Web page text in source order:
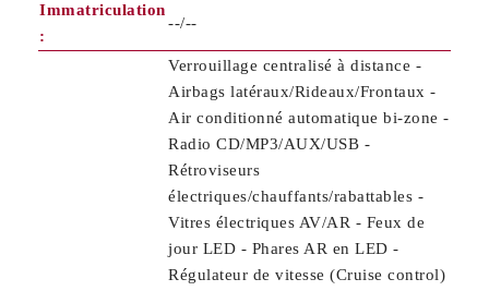
Immatriculation
:
--/--
Verrouillage centralisé à distance -
Airbags latéraux/Rideaux/Frontaux -
Air conditionné automatique bi-zone -
Radio CD/MP3/AUX/USB -
Rétroviseurs
électriques/chauffants/rabattables -
Vitres électriques AV/AR - Feux de
jour LED - Phares AR en LED -
Régulateur de vitesse (Cruise control)